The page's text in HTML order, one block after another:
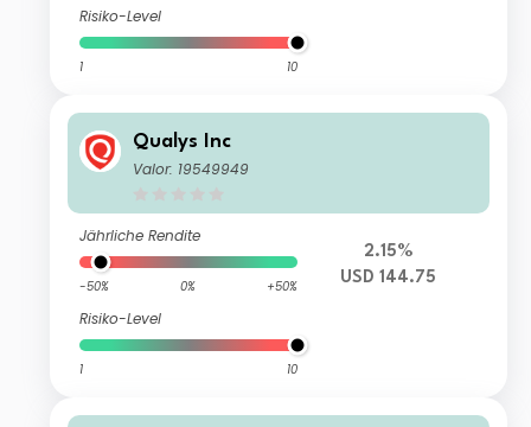
Risiko-Level
1 10
Qualys Inc
Valor: 19549949
Jährliche Rendite
-50% 0% +50%
Risiko-Level
1 10
2.15%
USD 144.75